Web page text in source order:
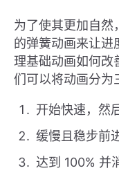
为了使其更加自然
的弹簧动画来让进
理基础动画如何改
们可以将动画分为
开始快速，然
缓慢且稳步前
达到 100% 并